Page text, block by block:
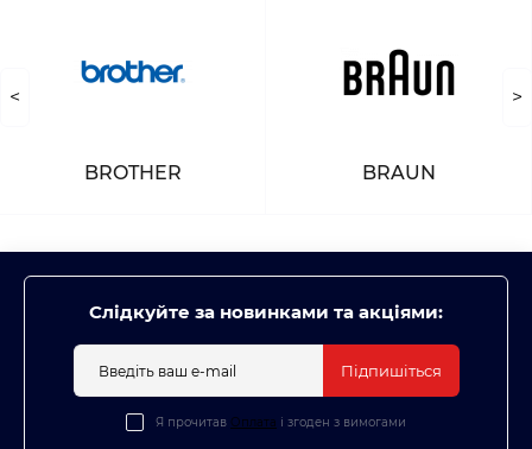
<
BROTHER BRAUN
>
Слідкуйте за новинками та акціями:
Підпишіться
Я прочитав Оплата і згоден з вимогами